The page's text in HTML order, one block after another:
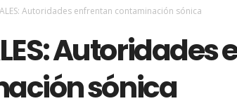
Autoridades enfrentan contaminación sónica
sónica